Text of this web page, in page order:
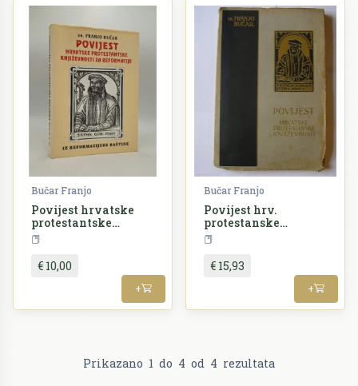
Bučar Franjo
Povijest hrvatske
protestantske
književnosti za
reformacije
Teorija i povijest književnosti
€ 10,00
+
Bučar Franjo
Povijest hrv.
protestanske
književnosti
€ 15,93
+
Prikazano 1 do 4 od 4 rezultata